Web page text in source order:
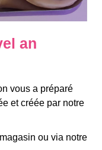
an
vous a préparé
et créée par notre
ou via notre